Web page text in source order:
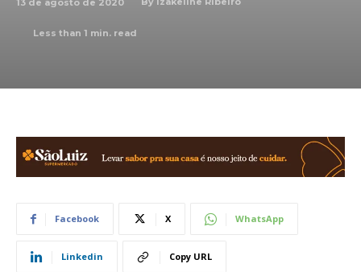
Less than 1 min. read
Facebook X WhatsApp
Linkedin Copy URL